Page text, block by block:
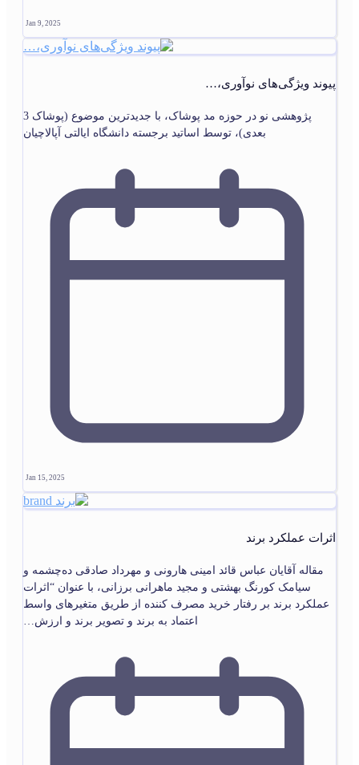
Jan 9, 2025
پیوند ویژگی‌های نوآوری،…
پژوهشی نو در حوزه مد پوشاک، با جدیدترین موضوع (پوشاک 3
بعدی)، توسط اساتید برجسته دانشگاه ایالتی آپالاچیان
Jan 15, 2025
اثرات عملکرد برند
مقاله آقایان عباس قائد امینی هارونی و مهرداد صادقی ده‌چشمه و
سیامک کورنگ بهشتی و مجید ماهرانی برزانی، با عنوان “اثرات
عملکرد برند بر رفتار خرید مصرف کننده از طریق متغیرهای واسط
اعتماد به برند و تصویر برند و ارزش…